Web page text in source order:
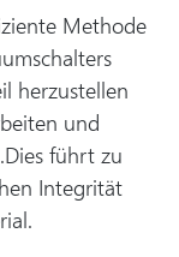
Methode
herzustellen
und
führt zu
Integrität